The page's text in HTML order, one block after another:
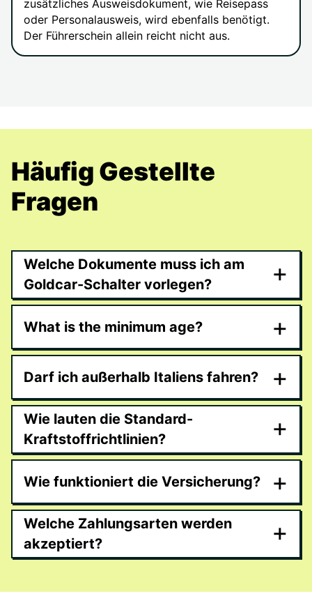
zusätzliches Ausweisdokument, wie Reisepass
oder Personalausweis, wird ebenfalls benötigt.
Der Führerschein allein reicht nicht aus.
Häufig Gestellte
Fragen
Welche Dokumente muss ich am
Goldcar-Schalter vorlegen?
+
What is the minimum age? +
Darf ich außerhalb Italiens fahren? +
Wie lauten die Standard-
Kraftstoffrichtlinien?
+
Wie funktioniert die Versicherung? +
Welche Zahlungsarten werden
akzeptiert?
+